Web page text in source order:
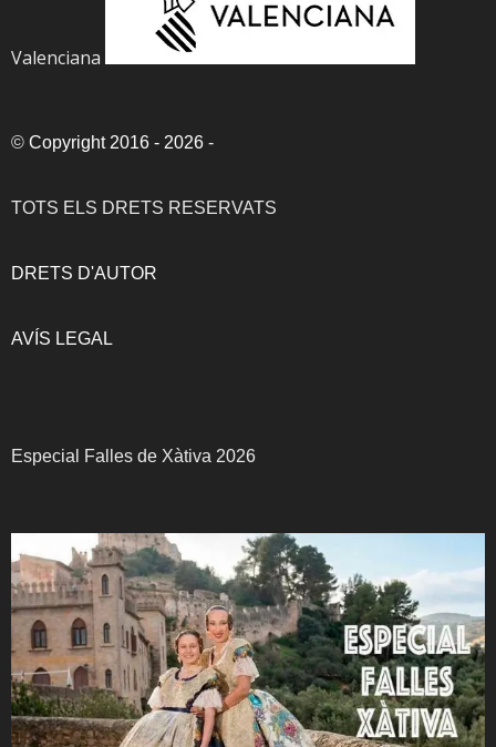
Valenciana
© Copyright 2016 - 2026 -
TOTS ELS DRETS RESERVATS
DRETS D'AUTOR
AVÍS LEGAL
Especial Falles de Xàtiva 2026